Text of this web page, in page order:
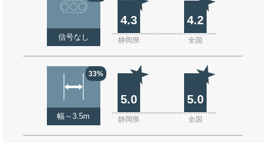
信号なし
4.3 4.2
静岡県 全国
33%
幅～3.5m
5.0 5.0
静岡県 全国